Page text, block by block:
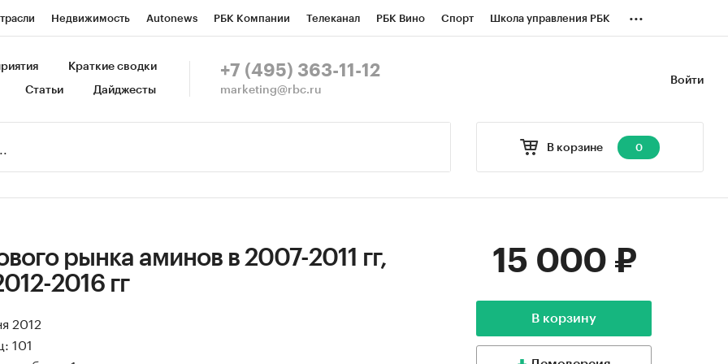
Недвижимость Autonews РБК Компании Телеканал РБК Вино Спорт Школа управления РБК
Спецпроекты СПб Конференции СПб Спецпроекты
...
Войти
Краткие сводки
Статьи Дайджесты
+7 (495) 363-11-12
marketing@rbc.ru
В корзине 0
рынка аминов в 2007-2011 гг,
2016 гг
2012
101
15 000 ₽
В корзину